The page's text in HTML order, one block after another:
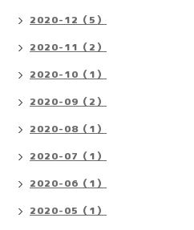
2020-12（5）
2020-11（2）
2020-10（1）
2020-09（2）
2020-08（1）
2020-07（1）
2020-06（1）
2020-05（1）